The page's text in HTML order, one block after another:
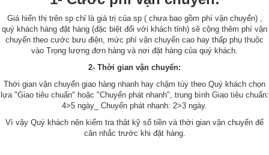
Giá hiển thị trên sp chỉ là giá trị của sp ( chưa bao gồm phí vận chuyển) ,
quý khách hàng đặt hàng (đặc biệt đối với khách tỉnh) sẽ cộng thêm phí vận
chuyển theo cước bưu điện, mức phí vận chuyển cao hay thấp phụ thuộc
vào Trọng lượng đơn hàng và nơi đặt hàng của quý khách.
2- Thời gian vận chuyển:
Thời gian vận chuyển giao hàng nhanh hay chậm tùy theo Quý khách chọn
lựa "Giao tiêu chuẩn" hoặc "Chuyển phát nhanh", trung bình Giao tiêu chuẩn:
4>5 ngày_ Chuyển phát nhanh: 2>3 ngày.
Vì vậy Quý khách nên kiểm tra thật kỹ số tiền và thời gian vận chuyển để
cân nhắc trước khi đặt hàng.